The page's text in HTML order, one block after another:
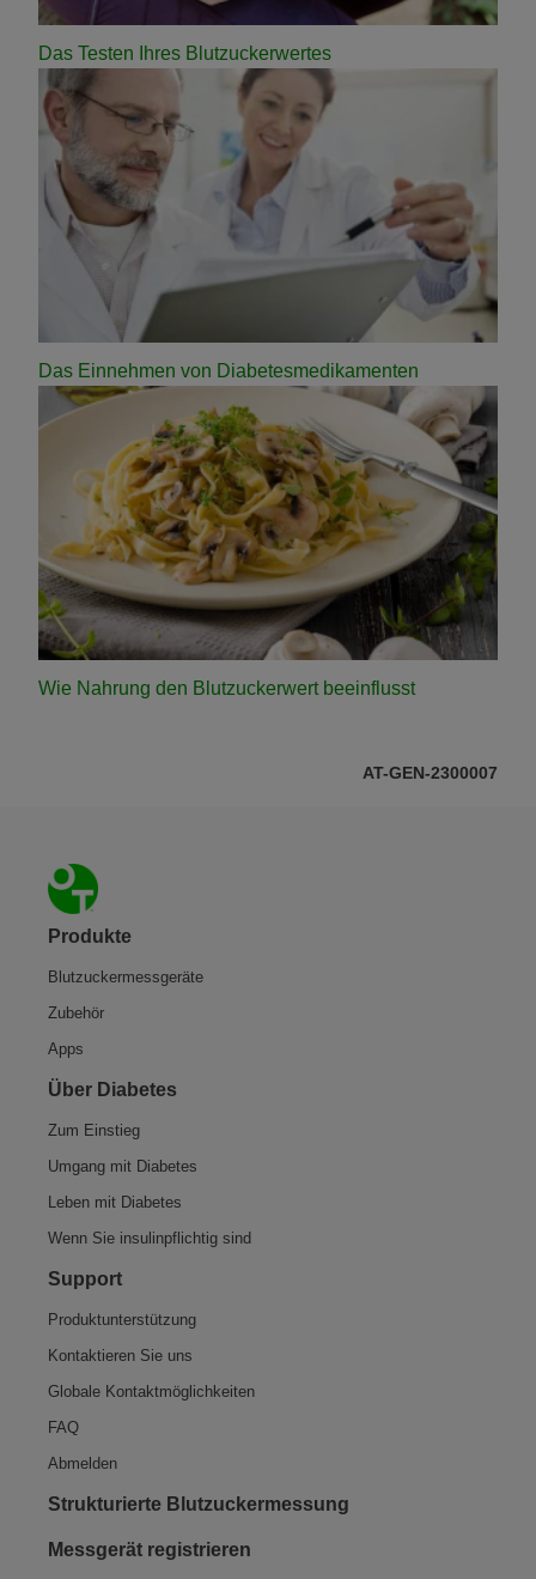
Das Testen Ihres Blutzuckerwertes
Das Einnehmen von Diabetesmedikamenten
Wie Nahrung den Blutzuckerwert beeinflusst
AT-GEN-2300007
Footer
Produkte
Blutzuckermessgeräte
Zubehör
Apps
Über Diabetes
Zum Einstieg
Umgang mit Diabetes
Leben mit Diabetes
Wenn Sie insulinpflichtig sind
Support
Produktunterstützung
Kontaktieren Sie uns
Globale Kontaktmöglichkeiten
FAQ
Abmelden
Strukturierte Blutzuckermessung
Messgerät registrieren